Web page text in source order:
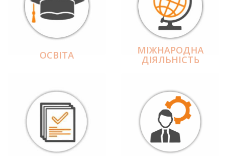
ОСВІТА МІЖНАРОДНА
ДІЯЛЬНІCТЬ